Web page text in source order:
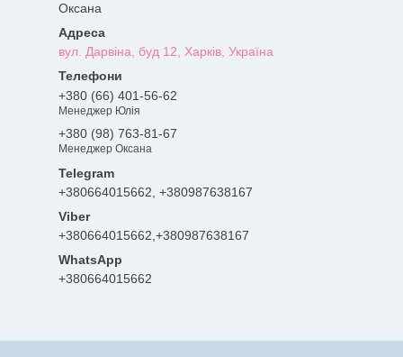
Оксана
вул. Дарвіна, буд 12, Харків, Україна
+380 (66) 401-56-62
Менеджер Юлія
+380 (98) 763-81-67
Менеджер Оксана
+380664015662, +380987638167
+380664015662,+380987638167
+380664015662